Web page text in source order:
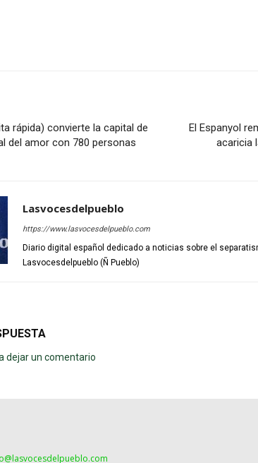
rápida) convierte la capital de
del amor con 780 personas
El Espanyol
acaricia
Lasvocesdelpueblo
https://www.lasvocesdelpueblo.com
Diario digital español dedicado a noticias sobre el
Lasvocesdelpueblo (Ñ Pueblo)
dejar un comentario